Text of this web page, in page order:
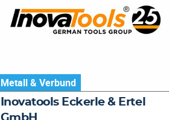
Metall & Verbund
Inovatools Eckerle & Ertel